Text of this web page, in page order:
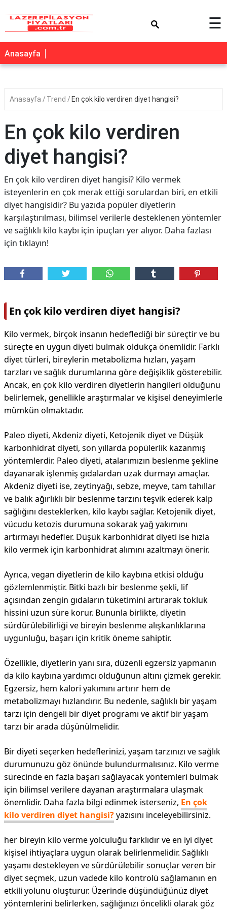
☰
Anasayfa
Anasayfa Trend En çok kilo verdiren diyet hangisi?
En çok kilo verdiren
diyet hangisi?
En çok kilo verdiren diyet hangisi? Kilo vermek
isteyenlerin en çok merak ettiği sorulardan biri, en etkili
diyet hangisidir? Bu yazıda popüler diyetlerin
karşılaştırılması, bilimsel verilerle desteklenen yöntemler
ve sağlıklı kilo kaybı için ipuçları yer alıyor. Daha fazlası
için tıklayın!
En çok kilo verdiren diyet hangisi?
Kilo vermek, birçok insanın hedeflediği bir süreçtir ve bu
süreçte en uygun diyeti bulmak oldukça önemlidir. Farklı
diyet türleri, bireylerin metabolizma hızları, yaşam
tarzları ve sağlık durumlarına göre değişiklik gösterebilir.
Ancak, en çok kilo verdiren diyetlerin hangileri olduğunu
belirlemek, genellikle araştırmalar ve kişisel deneyimlerle
mümkün olmaktadır.
Paleo diyeti, Akdeniz diyeti, Ketojenik diyet ve Düşük
karbonhidrat diyeti, son yıllarda popülerlik kazanmış
yöntemlerdir. Paleo diyeti, atalarımızın beslenme şekline
dayanarak işlenmiş gıdalardan uzak durmayı amaçlar.
Akdeniz diyeti ise, zeytinyağı, sebze, meyve, tam tahıllar
ve balık ağırlıklı bir beslenme tarzını teşvik ederek kalp
sağlığını desteklerken, kilo kaybı sağlar. Ketojenik diyet,
vücudu ketozis durumuna sokarak yağ yakımını
artırmayı hedefler. Düşük karbonhidrat diyeti ise hızla
kilo vermek için karbonhidrat alımını azaltmayı önerir.
Ayrıca, vegan diyetlerin de kilo kaybına etkisi olduğu
gözlemlenmiştir. Bitki bazlı bir beslenme şekli, lif
açısından zengin gıdaların tüketimini artırarak tokluk
hissini uzun süre korur. Bununla birlikte, diyetin
sürdürülebilirliği ve bireyin beslenme alışkanlıklarına
uygunluğu, başarı için kritik öneme sahiptir.
Özellikle, diyetlerin yanı sıra, düzenli egzersiz yapmanın
da kilo kaybına yardımcı olduğunun altını çizmek gerekir.
Egzersiz, hem kalori yakımını artırır hem de
metabolizmayı hızlandırır. Bu nedenle, sağlıklı bir yaşam
tarzı için dengeli bir diyet programı ve aktif bir yaşam
tarzı bir arada düşünülmelidir.
Bir diyeti seçerken hedeflerinizi, yaşam tarzınızı ve sağlık
durumunuzu göz önünde bulundurmalısınız. Kilo verme
sürecinde en fazla başarı sağlayacak yöntemleri bulmak
için bilimsel verilere dayanan araştırmalara ulaşmak
önemlidir. Daha fazla bilgi edinmek isterseniz, En çok
kilo verdiren diyet hangisi?yazısını inceleyebilirsiniz.
her bireyin kilo verme yolculuğu farklıdır ve en iyi diyet
kişisel ihtiyaçlara uygun olarak belirlenmelidir. Sağlıklı
yaşamı destekleyen ve sürdürülebilir sonuçlar veren bir
diyet seçmek, uzun vadede kilo kontrolü sağlamanın en
etkili yolunu oluşturur. Üzerinde düşündüğünüz diyet
yöntemlerini belirlerken, sağlığınızı öncelikli olarak göz